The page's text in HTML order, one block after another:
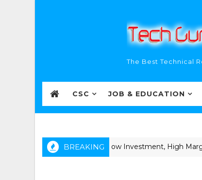
The Best Technical
CSC JOB & EDUCATION
BREAKING
वाले 50+ प्रोडक्ट्स 2026 | Low Investment, High Margin